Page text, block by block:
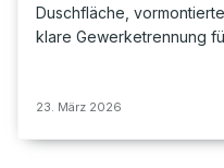
Duschfläche,
klare Gewerketrennung
23. März 2026